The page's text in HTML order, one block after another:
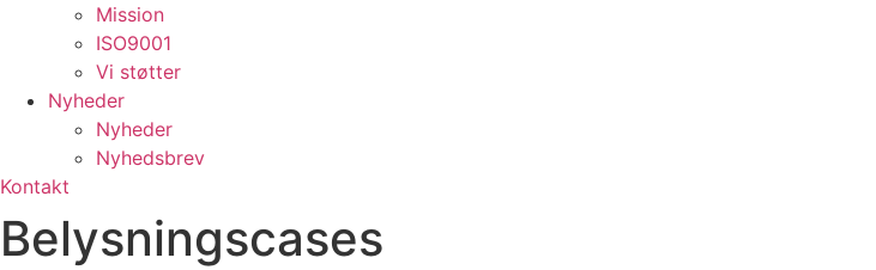
Mission
ISO9001
Vi støtter
Nyheder
Nyheder
Nyhedsbrev
Kontakt
Belysningscases